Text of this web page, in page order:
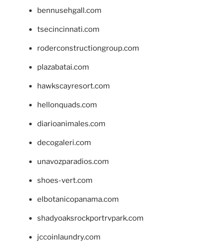
bennusehgall.com
tsecincinnati.com
roderconstructiongroup.com
plazabatai.com
hawkscayresort.com
hellonquads.com
diarioanimales.com
decogaleri.com
unavozparadios.com
shoes-vert.com
elbotanicopanama.com
shadyoaksrockportrvpark.com
jccoinlaundry.com